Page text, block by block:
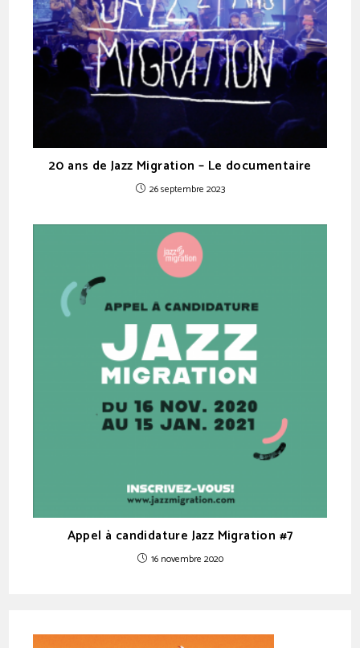
20 ans de Jazz Migration – Le documentaire
26 septembre 2023
Appel à candidature Jazz Migration #7
16 novembre 2020